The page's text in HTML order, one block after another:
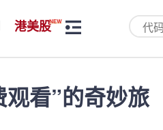
港美股
看”的奇妙旅